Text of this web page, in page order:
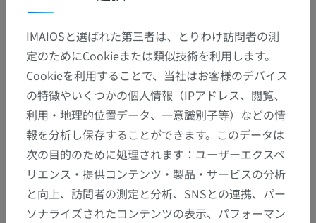
脊髄の灰白質> 脊髄の前角>
脊髄神経の外側運動核
下位構造： この解剖学的部位には下位構造がありま
せん
翻訳
IMAIOSと選ばれた第三者は、とりわけ訪問者の測
定のためにCookieまたは類似技術を利用します。
Cookieを利用することで、当社はお客様のデバイス
の特徴やいくつかの個人情報（IPアドレス、閲覧、
利用・地理的位置データ、一意識別子等）などの情
報を分析し保存することができます。このデータは
次の目的のために処理されます：ユーザーエクスペ
リエンス・提供コンテンツ・製品・サービスの分析
と向上、訪問者の測定と分析、SNSとの連携、パー
ソナライズされたコンテンツの表示、パフォーマン